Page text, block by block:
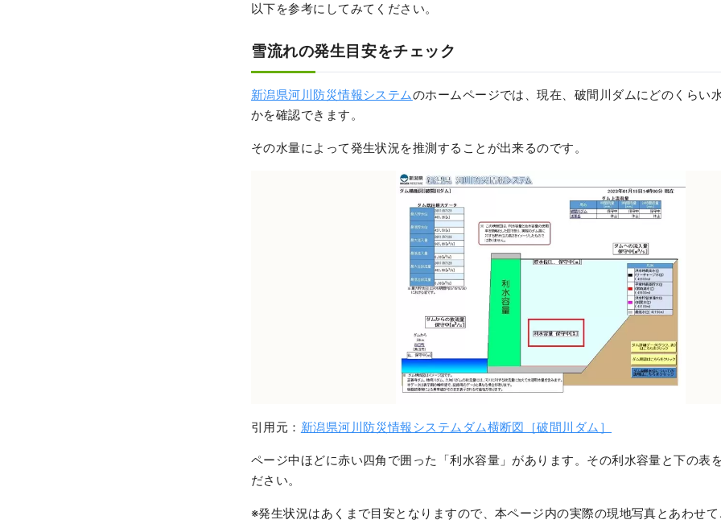
以下を参考にしてみてください。
雪流れの発生目安をチェック
新潟県河川防災情報システムのホームページでは、現在、破間川ダムにどのくらい
かを確認できます。
その水量によって発生状況を推測することが出来るのです。
引用元： 新潟県河川防災情報システムダム横断図［破間川ダム］
ページ中ほどに赤い四角で囲った「利水容量」があります。その利水容量と下の表
ださい。
※発生状況はあくまで目安となりますので、本ページ内の実際の現地写真とあわせて